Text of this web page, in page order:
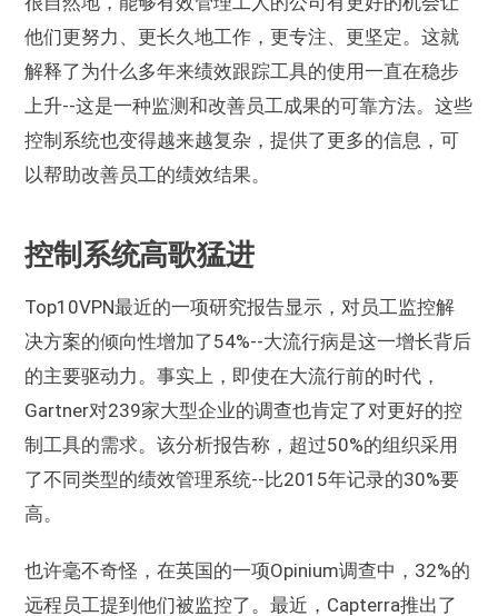
他们更努力、更长久地工作，更专注、更坚定。这就
解释了为什么多年来绩效跟踪工具的使用一直在稳步
上升--这是一种监测和改善员工成果的可靠方法。这些
控制系统也变得越来越复杂，提供了更多的信息，可
以帮助改善员工的绩效结果。
控制系统高歌猛进
Top10VPN最近的一项研究报告显示，对员工监控解
决方案的倾向性增加了54%--大流行病是这一增长背后
的主要驱动力。事实上，即使在大流行前的时代，
Gartner对239家大型企业的调查也肯定了对更好的控
制工具的需求。该分析报告称，超过50%的组织采用
了不同类型的绩效管理系统--比2015年记录的30%要
高。
也许毫不奇怪，在英国的一项Opinium调查中，32%的
远程员工提到他们被监控了。最近，Capterra推出了